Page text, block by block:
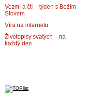
Vezmi a čti – týden s Božím
Slovem
Víra na internetu
Životopisy svatých – na
každý den